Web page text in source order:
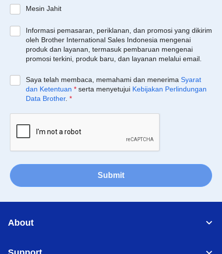
Mesin Jahit
Informasi pemasaran, periklanan, dan promosi yang dikirim
oleh Brother International Sales Indonesia mengenai
produk dan layanan, termasuk pembaruan mengenai
promosi terkini, produk baru, dan layanan melalui email.
Saya telah membaca, memahami dan menerima Syarat
dan Ketentuan * serta menyetujui Kebijakan Perlindungan
Data Brother. *
Submit
About